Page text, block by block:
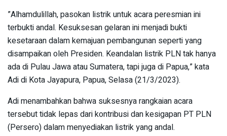
”Alhamdulillah, pasokan listrik untuk acara peresmian ini
terbukti andal. Kesuksesan gelaran ini menjadi bukti
kesetaraan dalam kemajuan pembangunan seperti yang
disampaikan oleh Presiden. Keandalan listrik PLN tak hanya
ada di Pulau Jawa atau Sumatera, tapi juga di Papua,” kata
Adi di Kota Jayapura, Papua, Selasa (21/3/2023).
Adi menambahkan bahwa suksesnya rangkaian acara
tersebut tidak lepas dari kontribusi dan kesigapan PT PLN
(Persero) dalam menyediakan listrik yang andal.